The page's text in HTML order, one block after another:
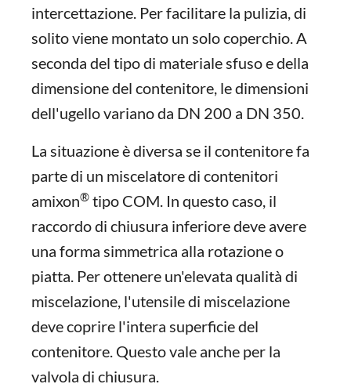
intercettazione. Per facilitare la pulizia, di
solito viene montato un solo coperchio. A
seconda del tipo di materiale sfuso e della
dimensione del contenitore, le dimensioni
dell'ugello variano da DN 200 a DN 350.
La situazione è diversa se il contenitore fa
parte di un miscelatore di contenitori
amixon® tipo COM. In questo caso, il
raccordo di chiusura inferiore deve avere
una forma simmetrica alla rotazione o
piatta. Per ottenere un'elevata qualità di
miscelazione, l'utensile di miscelazione
deve coprire l'intera superficie del
contenitore. Questo vale anche per la
valvola di chiusura.